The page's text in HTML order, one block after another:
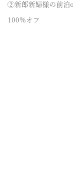
②新郎新婦様の前泊
100%オフ